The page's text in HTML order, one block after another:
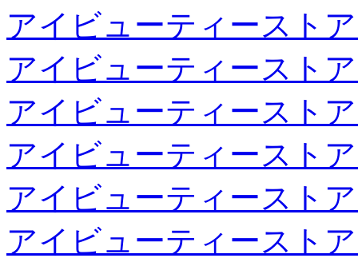
アイビューティースト
アイビューティースト
アイビューティースト
アイビューティースト
アイビューティースト
アイビューティースト